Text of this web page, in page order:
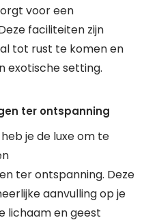
voor een
faciliteiten zijn
tot rust te komen en
exotische setting.
ter ontspanning
je de luxe om te
ter ontspanning. Deze
aanvulling op je
lichaam en geest